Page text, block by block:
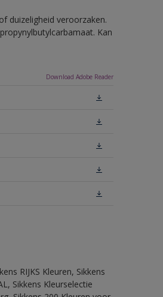
duizeligheid veroorzaken.
Kan
Download Adobe Reader
RIJKS Kleuren, Sikkens
Sikkens Kleurselectie